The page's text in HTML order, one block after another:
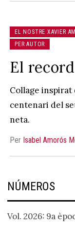
EL NOSTRE XAVIER
PER AUTOR
El
Collage inspirat
centenari del
neta.
Per Isabel Amorós
NÚMEROS
Vol. 2026: 9a